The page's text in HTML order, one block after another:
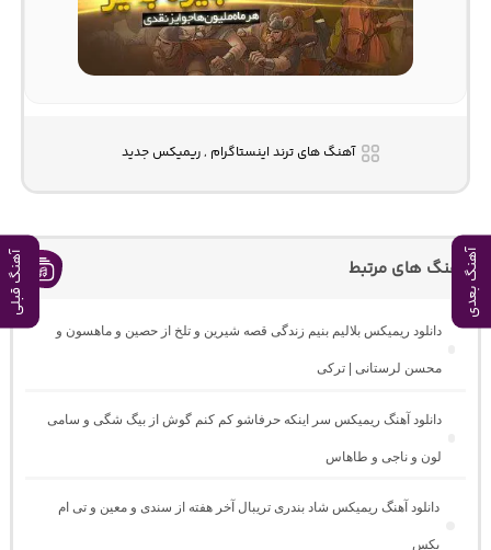
آهنگ بعدی آهنگ قبلی
آهنگ های ترند اینستاگرام , ریمیکس جدید
آهنگ های مرتبط
دانلود ریمیکس بلالیم بنیم زندگی قصه شیرین و تلخ از حصین و ماهسون و
محسن لرستانی | ترکی
دانلود آهنگ ریمیکس سر اینکه حرفاشو کم کنم گوش از بیگ شگی و سامی
لون و ناجی و طاهاس
دانلود آهنگ ریمیکس شاد بندری تریبال آخر هفته از سندی و معین و تی ام
بکس